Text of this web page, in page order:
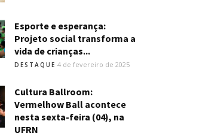
Esporte e esperança:
Projeto social transforma a
vida de crianças...
DESTAQUE 4 de fevereiro de 2025
Cultura Ballroom:
Vermelhow Ball acontece
nesta sexta-feira (04), na
UFRN